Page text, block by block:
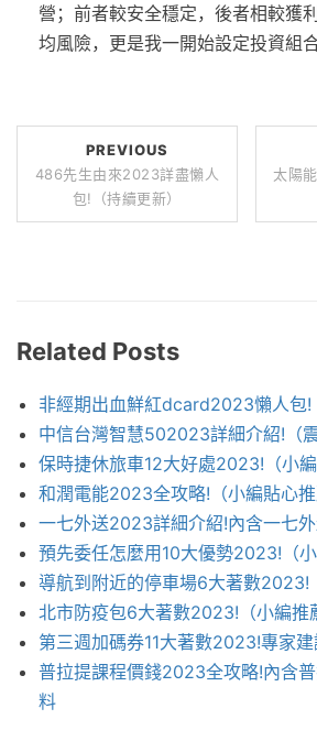
營；前者較安全穩定，後者相較獲
均風險，更是我一開始設定投資組
PREVIOUS
486先生由來2023詳盡懶人
包!（持續更新）
太陽
Related Posts
非經期出血鮮紅dcard2023懶人包!
中信台灣智慧502023詳細介紹!（震
保時捷休旅車12大好處2023!（小編
和潤電能2023全攻略!（小編貼心推
一七外送2023詳細介紹!內含一七
預先委任怎麼用10大優勢2023!（小
導航到附近的停車場6大著數2023!
北市防疫包6大著數2023!（小編推
第三週加碼券11大著數2023!專家建
普拉提課程價錢2023全攻略!內含
料